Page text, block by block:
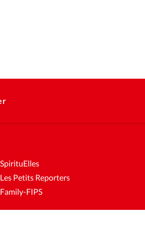
SpirituElles
Les Petits Reporters
Family-FIPS